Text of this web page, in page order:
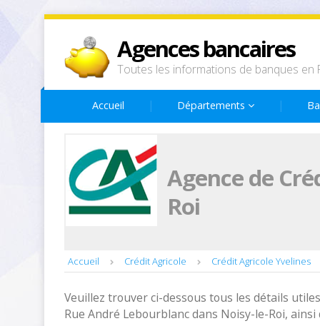
Agences bancaires
Toutes les informations de banques en
Accueil Départements
Agence de
Roi
Accueil Crédit Agricole Crédit Agricole Yvelines
Veuillez trouver ci-dessous tous les détails
Rue André Lebourblanc dans Noisy-le-Roi,